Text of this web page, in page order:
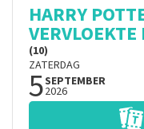
HARRY
(10)
ZATERDAG
5SEPTEMBER
2026